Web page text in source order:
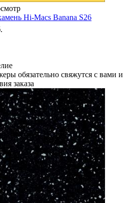
Hi-Macs Banana S26
обязательно свяжутся с вами и
заказа